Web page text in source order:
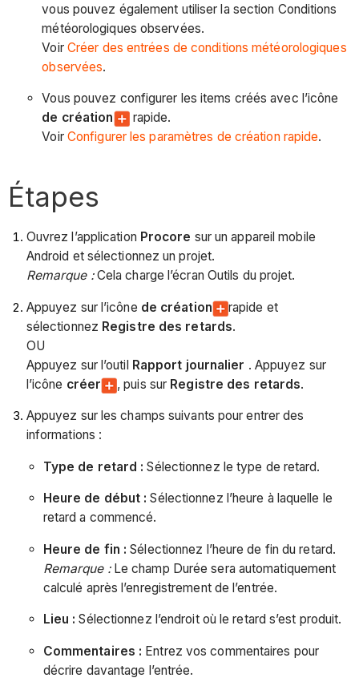
vous pouvez également utiliser la section Conditions
météorologiques observées.
Voir Créer des entrées de conditions météorologiques
observées.
Vous pouvez configurer les items créés avec l’icône
de création
rapide.
Voir Configurer les paramètres de création rapide.
Étapes
Ouvrez l’application Procore sur un appareil mobile
Android et sélectionnez un projet.
Remarque :Cela charge l’écran Outils du projet.
Appuyez sur l’icône de création
rapide et
sélectionnez Registre des retards.
OU
Appuyez sur l’outil Rapport journalier . Appuyez sur
l’icône créer , puis sur Registre des retards.
Appuyez sur les champs suivants pour entrer des
informations :
Type de retard : Sélectionnez le type de retard.
Heure de début : Sélectionnez l’heure à laquelle le
retard a commencé.
Heure de fin : Sélectionnez l’heure de fin du retard.
Remarque :Le champ Durée sera automatiquement
calculé après l’enregistrement de l’entrée.
Lieu : Sélectionnez l’endroit où le retard s’est produit.
Commentaires : Entrez vos commentaires pour
décrire davantage l’entrée.